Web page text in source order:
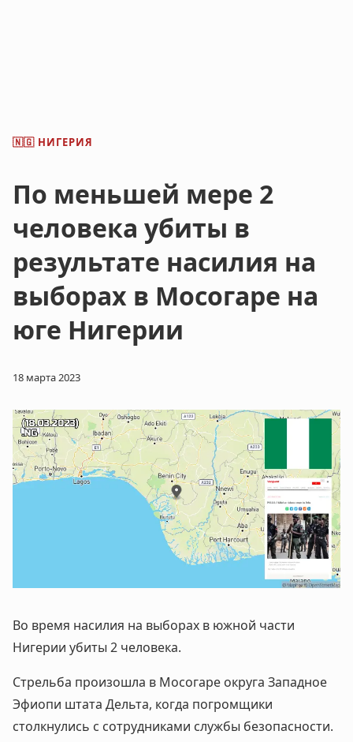
🇳🇬 НИГЕРИЯ
По меньшей мере 2
человека убиты в
результате насилия на
выборах в Мосогаре на
юге Нигерии
18 марта 2023
Во время насилия на выборах в южной части
Нигерии убиты 2 человека.
Стрельба произошла в Мосогаре округа Западное
Эфиопи штата Дельта, когда погромщики
столкнулись с сотрудниками службы безопасности.